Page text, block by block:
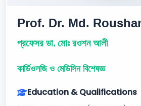
Prof. Dr. Md.
প্রফেসর ডা. মোঃ রওশন আলী
কার্ডিওলজি ও মেডিসিন বিশেষজ্ঞ
Education & Qualifications